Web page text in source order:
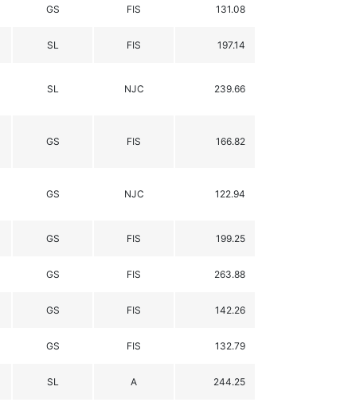
GS FIS 131.08
SL FIS 197.14
SL NJC 239.66
GS FIS 166.82
GS NJC 122.94
GS FIS 199.25
GS FIS 263.88
GS FIS 142.26
GS FIS 132.79
SL A 244.25